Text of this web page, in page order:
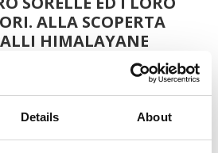
Details About
ALLA SCOPERTA
HIMALAYANE